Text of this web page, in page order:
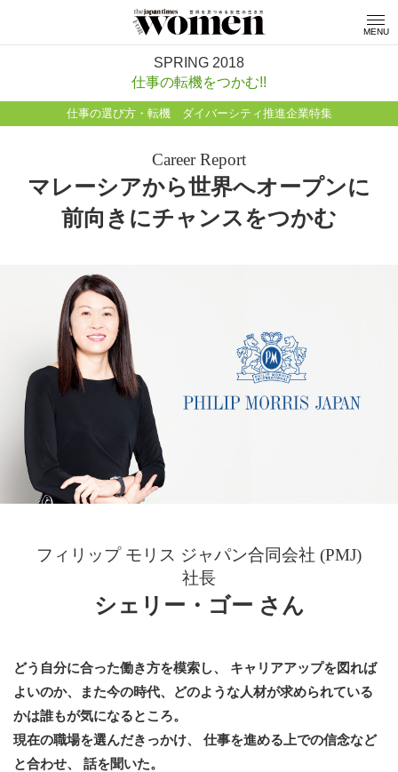
MENU
SPRING 2018
仕事の転機をつかむ!!
仕事の選び方・転機 ダイバーシティ推進企業特集
Career Report
マレーシアから世界へオープンに
前向きにチャンスをつかむ
フィリップ モリス ジャパン合同会社 (PMJ)
社長
シェリー・ゴー さん
どう自分に合った働き方を模索し、 キャリアアップを図れば
よいのか、また今の時代、どのような人材が求められている
かは誰もが気になるところ。
現在の職場を選んだきっかけ、 仕事を進める上での信念など
と合わせ、 話を聞いた。